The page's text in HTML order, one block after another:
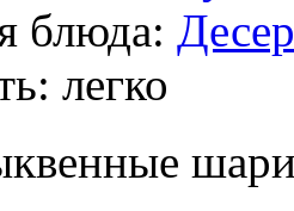
блюда:
легко